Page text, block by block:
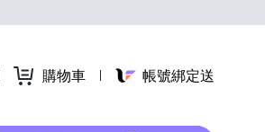
購物車 帳號綁定送